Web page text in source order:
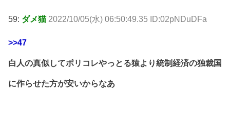
59: ダメ猫 2022/10/05(水) 06:50:49.35 ID:02pNDuDFa
>>47
白人の真似してポリコレやっとる猿より統制経済の独裁国
に作らせた方が安いからなあ